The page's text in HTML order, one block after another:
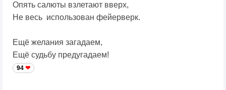
Опять салюты взлетают вверх,
Не весь использован фейерверк.
Ещё желания загадаем,
Ещё судьбу предугадаем!
94